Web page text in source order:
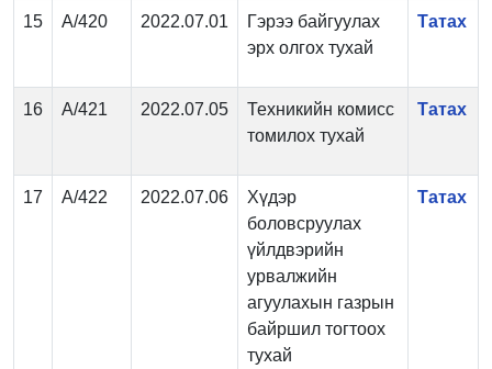
15 А/420 2022.07.01
Гэрээ байгуулах
эрх олгох тухай
Татах
16 А/421 2022.07.05
Техникийн комисс
томилох тухай
Татах
17 А/422 2022.07.06
Хүдэр
боловсруулах
үйлдвэрийн
урвалжийн
агуулахын газрын
байршил тогтоох
тухай
Татах